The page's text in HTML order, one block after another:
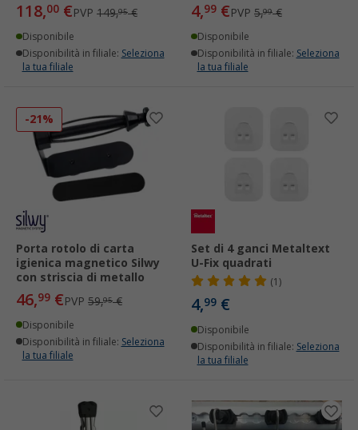
118,00 €PVP 149,95€
Disponibile
Disponibilità in filiale: Seleziona
la tua filiale
4,99 €PVP 5,99€
Disponibile
Disponibilità in filiale: Seleziona
la tua filiale
-21%
Porta rotolo di carta
igienica magnetico Silwy
con striscia di metallo
46,99 €PVP 59,95€
Disponibile
Disponibilità in filiale: Seleziona
la tua filiale
Set di 4 ganci Metaltext
U-Fix quadrati
(1)
4,99 €
Disponibile
Disponibilità in filiale: Seleziona
la tua filiale